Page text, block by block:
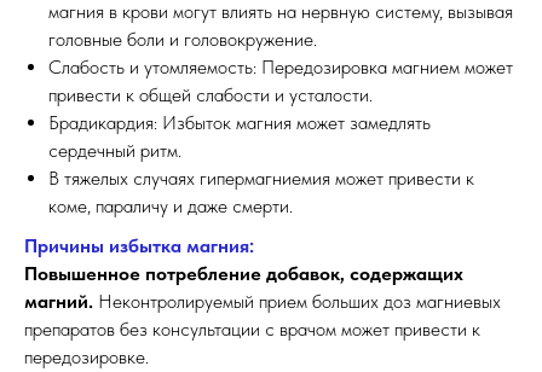
магния в крови могут влиять на нервную систему, вызывая
головные боли и головокружение.
Слабость и утомляемость: Передозировка магнием может
привести к общей слабости и усталости.
Брадикардия: Избыток магния может замедлять
сердечный ритм.
В тяжелых случаях гипермагниемия может привести к
коме, параличу и даже смерти.
Причины избытка магния:
Повышенное потребление добавок, содержащих
магний. Неконтролируемый прием больших доз магниевых
препаратов без консультации с врачом может привести к
передозировке.